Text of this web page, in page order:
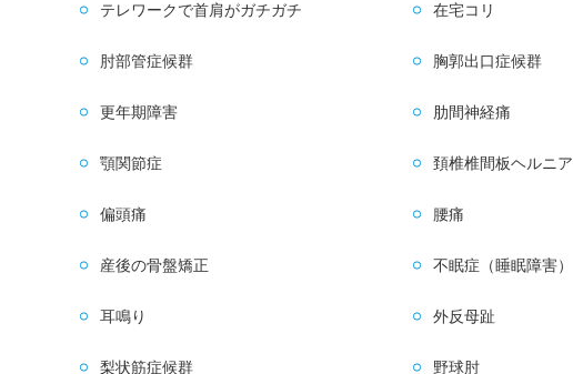
テレワークで首肩がガチガチ 在宅コリ
肘部管症候群 胸郭出口症候群
更年期障害 肋間神経痛
顎関節症 頚椎椎間板ヘルニア
偏頭痛 腰痛
産後の骨盤矯正 不眠症（睡眠障害）
耳鳴り 外反母趾
梨状筋症候群 野球肘